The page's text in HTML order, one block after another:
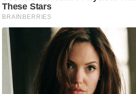
न
स्थ
ट
ने
स